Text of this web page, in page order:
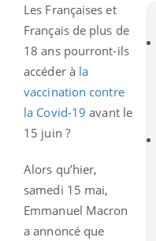
Les Françaises et
Français de plus de
18 ans pourront-ils
accéder à la
vaccination contre
la Covid-19 avant le
15 juin ?
Alors qu’hier,
samedi 15 mai,
Emmanuel Macron
a annoncé que